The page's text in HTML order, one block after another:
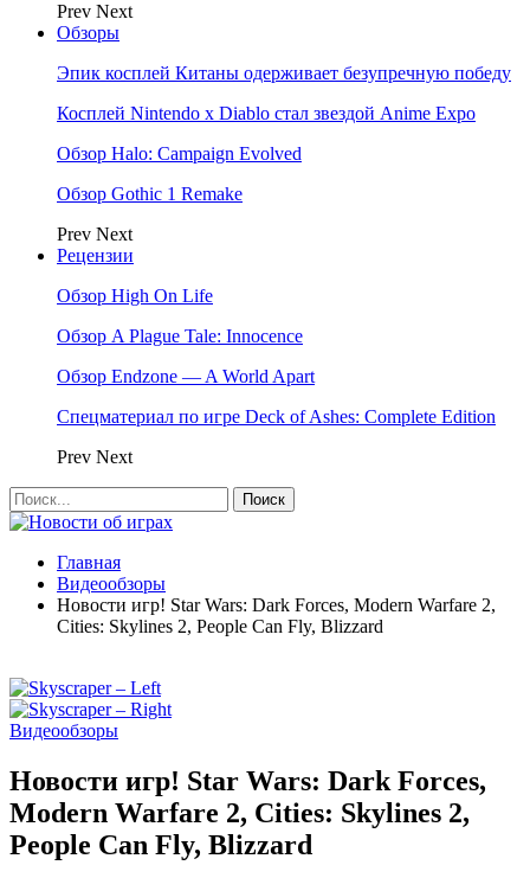
Prev Next
Обзоры
Эпик косплей Китаны одерживает безупречную победу
Косплей Nintendo x Diablo стал звездой Anime Expo
Обзор Halo: Campaign Evolved
Обзор Gothic 1 Remake
Prev Next
Рецензии
Обзор High On Life
Обзор A Plague Tale: Innocence
Обзор Endzone — A World Apart
Спецматериал по игре Deck of Ashes: Complete Edition
Prev Next
Главная
Видеообзоры
Новости игр! Star Wars: Dark Forces, Modern Warfare 2,
Cities: Skylines 2, People Can Fly, Blizzard
Видеообзоры
Новости игр! Star Wars: Dark Forces,
Modern Warfare 2, Cities: Skylines 2,
People Can Fly, Blizzard